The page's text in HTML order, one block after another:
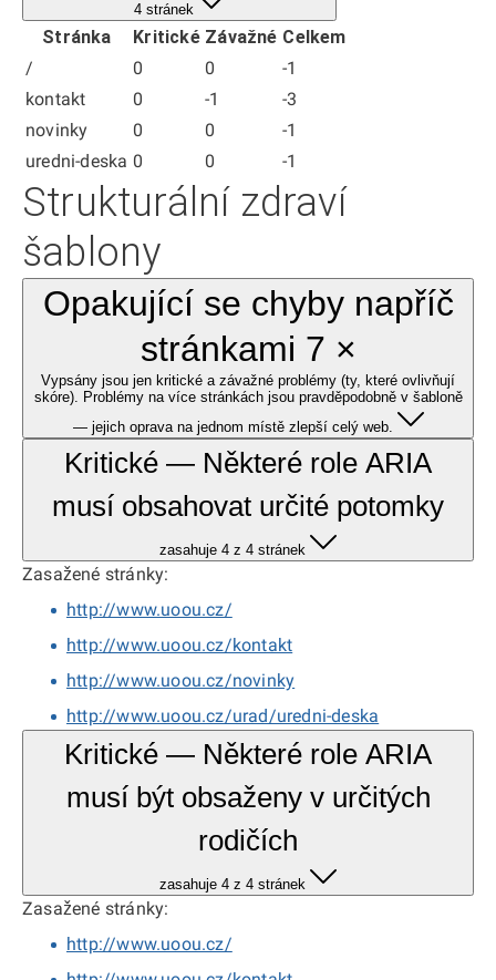
4 stránek
Stránka Kritické Závažné Celkem
/
0 0
-1
kontakt
0 -1
-3
novinky
0 0
-1
uredni-deska 0 0 -1
Strukturální zdraví
šablony
Opakující se chyby napříč
stránkami 7 ×
Vypsány jsou jen kritické a závažné problémy (ty, které ovlivňují
skóre). Problémy na více stránkách jsou pravděpodobně v šabloně
— jejich oprava na jednom místě zlepší celý web.
Kritické — Některé role ARIA
musí obsahovat určité potomky
zasahuje 4 z 4 stránek
Zasažené stránky:
http://www.uoou.cz/
http://www.uoou.cz/kontakt
http://www.uoou.cz/novinky
http://www.uoou.cz/urad/uredni-deska
Kritické — Některé role ARIA
musí být obsaženy v určitých
rodičích
zasahuje 4 z 4 stránek
Zasažené stránky:
http://www.uoou.cz/